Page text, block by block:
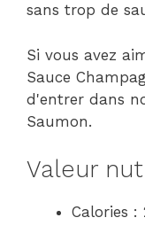
sans trop de
Si vous avez
Sauce
d'entrer dans
Saumon.
Valeur
Calories :